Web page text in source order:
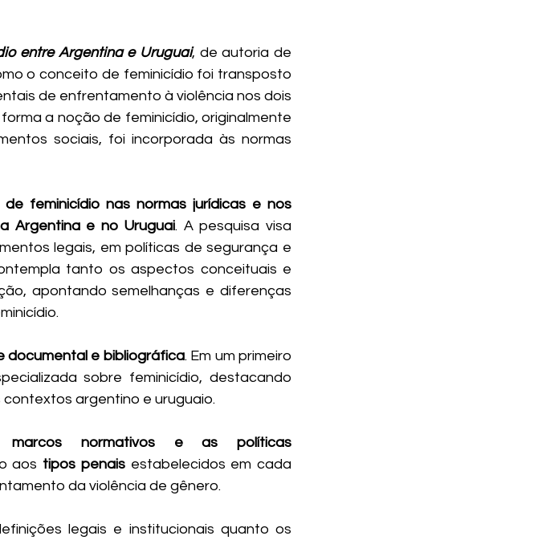
entre Argentina e Uruguai, de autoria de
o conceito de feminicídio foi transposto
de enfrentamento à violência nos dois
a noção de feminicídio, originalmente
sociais, foi incorporada às normas
feminicídio nas normas jurídicas e nos
Argentina e no Uruguai. A pesquisa visa
legais, em políticas de segurança e
tanto os aspectos conceituais e
apontando semelhanças e diferenças
documental e bibliográfica. Em um primeiro
argentino e uruguaio.
marcos normativos e as políticas
aos tipos penais estabelecidos em cada
da violência de gênero.
legais e institucionais quanto os